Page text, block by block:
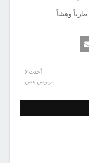
طرياً وهشاً.
أحدث
بريوش هش